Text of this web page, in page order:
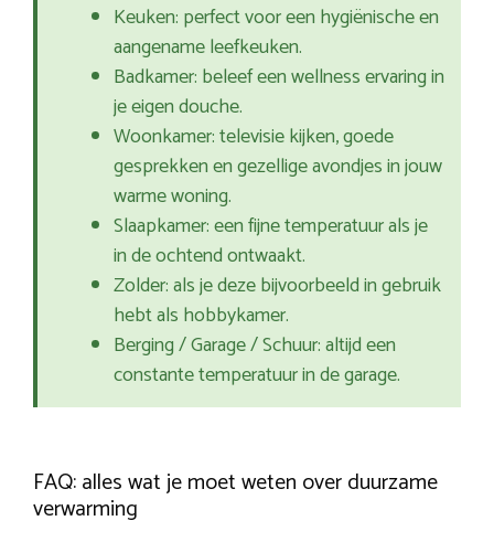
Keuken: perfect voor een hygiënische en
aangename leefkeuken.
Badkamer: beleef een wellness ervaring in
je eigen douche.
Woonkamer: televisie kijken, goede
gesprekken en gezellige avondjes in jouw
warme woning.
Slaapkamer: een fijne temperatuur als je
in de ochtend ontwaakt.
Zolder: als je deze bijvoorbeeld in gebruik
hebt als hobbykamer.
Berging / Garage / Schuur: altijd een
constante temperatuur in de garage.
FAQ: alles wat je moet weten over duurzame
verwarming